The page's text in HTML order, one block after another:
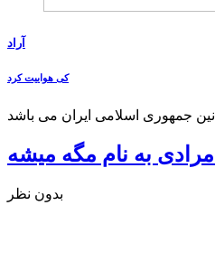
آراد
کی هواییت کرد
جمهوری اسلامی ایران می باشد
به نام مگه میشه
بدون نظر